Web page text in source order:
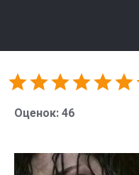
Оценок: 46